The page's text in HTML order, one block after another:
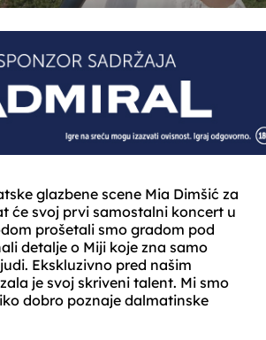
glazbene scene Mia Dimšić za
će svoj prvi samostalni koncert u
prošetali smo gradom pod
detalje o Miji koje zna samo
Ekskluzivno pred našim
je svoj skriveni talent. Mi smo
dobro poznaje dalmatinske